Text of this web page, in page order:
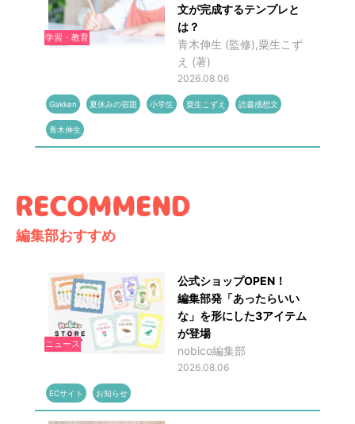
学習・教育
文が完成するテンプレと
は？
青木伸生 (監修),粟生こず
え (著)
2026.08.06
Gakken 夏休みの宿題 小学生 粟生こずえ 読書感想文
青木伸生
編集部おすすめ
ニュース
公式ショップOPEN！
編集部発「あったらいい
な」を形にした3アイテム
が登場
nobico編集部
2026.08.06
ECサイト お知らせ